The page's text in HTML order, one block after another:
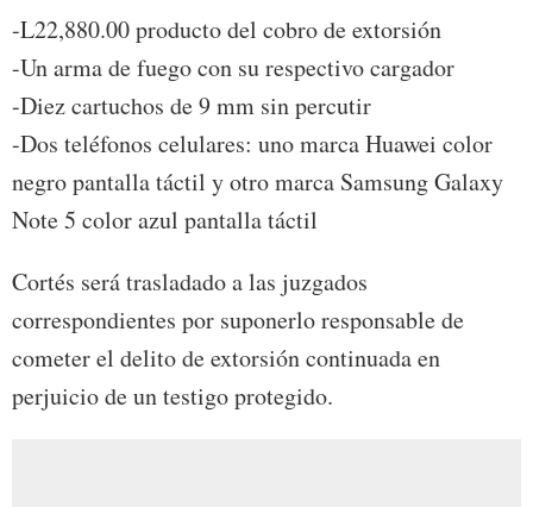
-L22,880.00 producto del cobro de extorsión
-Un arma de fuego con su respectivo cargador
-Diez cartuchos de 9 mm sin percutir
-Dos teléfonos celulares: uno marca Huawei color
negro pantalla táctil y otro marca Samsung Galaxy
Note 5 color azul pantalla táctil
Cortés será trasladado a las juzgados
correspondientes por suponerlo responsable de
cometer el delito de extorsión continuada en
perjuicio de un testigo protegido.